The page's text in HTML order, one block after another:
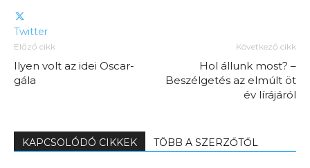
Twitter
Előző cikk
Ilyen volt az idei Oscar-
gála
Következő cikk
Hol állunk most? –
Beszélgetés az elmúlt öt
év lírájáról
KAPCSOLÓDÓ CIKKEK TÖBB A SZERZŐTŐL